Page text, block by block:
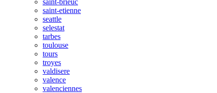
saint-brieuc
saint-etienne
seattle
selestat
tarbes
toulouse
tours
troyes
valdisere
valence
valenciennes